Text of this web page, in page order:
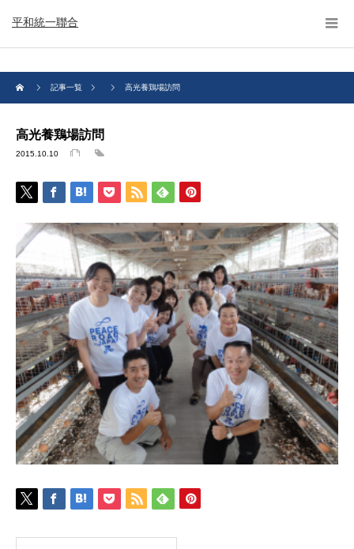
平和統一聯合
記事一覧 高光養鶏場訪問
高光養鶏場訪問
2015.10.10